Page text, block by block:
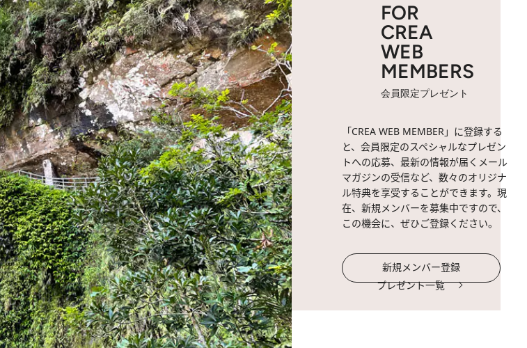
FOR
CREA
WEB
MEMBERS
会員限定プレゼント
「CREA WEB MEMBER」に登録する
と、会員限定のスペシャルなプレゼン
トへの応募、最新の情報が届くメール
マガジンの受信など、数々のオリジナ
ル特典を享受することができます。現
在、新規メンバーを募集中ですので、
この機会に、ぜひご登録ください。
新規メンバー登録
プレゼント一覧